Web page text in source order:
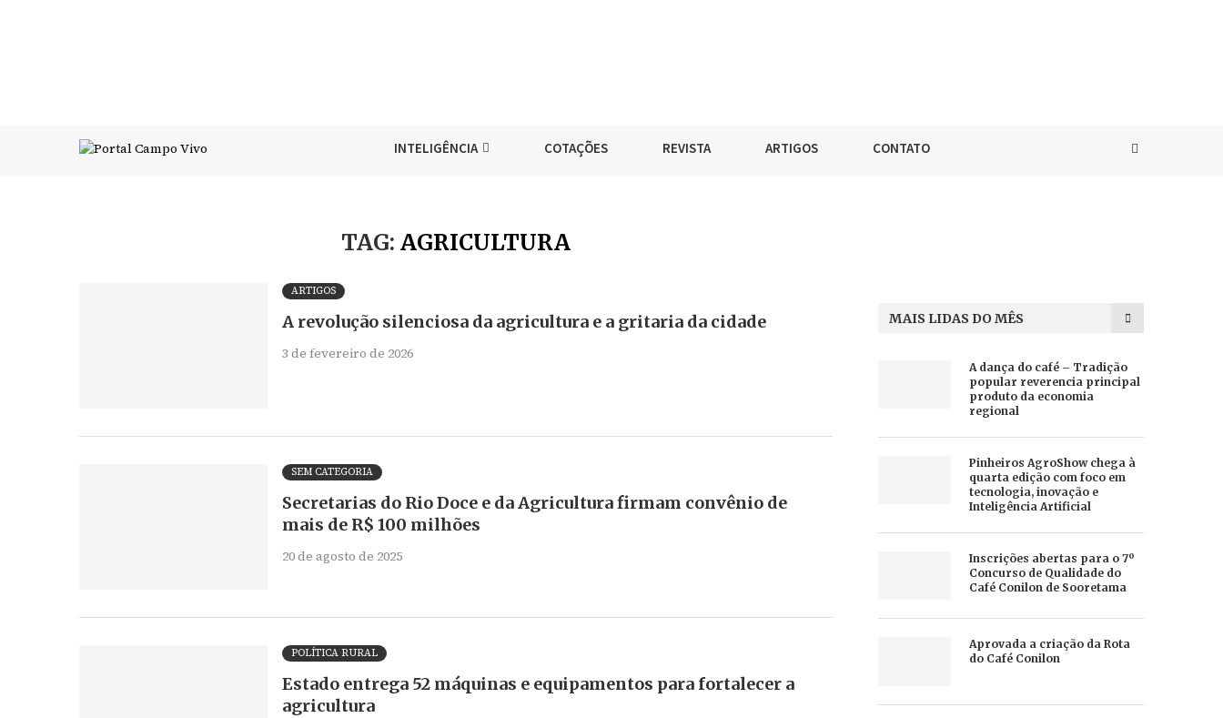
INTELIGÊNCIA COTAÇÕES REVISTA ARTIGOS CONTATO
TAG: AGRICULTURA
ARTIGOS
A revolução silenciosa da agricultura e a gritaria da cidade
3 de fevereiro de 2026
SEM CATEGORIA
Secretarias do Rio Doce e da Agricultura firmam convênio de
mais de R$ 100 milhões
20 de agosto de 2025
POLÍTICA RURAL
Estado entrega 52 máquinas e equipamentos para fortalecer a
agricultura
MAIS LIDAS DO MÊS
A dança do café – Tradição
popular reverencia principal
produto da economia
regional
Pinheiros AgroShow chega à
quarta edição com foco em
tecnologia, inovação e
Inteligência Artificial
Inscrições abertas para o 7º
Concurso de Qualidade do
Café Conilon de Sooretama
Aprovada a criação da Rota
do Café Conilon